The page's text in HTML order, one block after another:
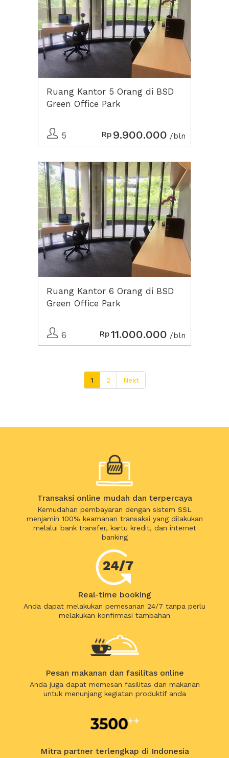
Ruang Kantor 5 Orang di BSD
Green Office Park
5 Rp 9.900.000 /bln
Ruang Kantor 6 Orang di BSD
Green Office Park
6 Rp11.000.000 /bln
1 2 Next
Transaksi online mudah dan terpercaya
Kemudahan pembayaran dengan sistem SSL
menjamin 100% keamanan transaksi yang dilakukan
melalui bank transfer, kartu kredit, dan internet
banking
Real-time booking
Anda dapat melakukan pemesanan 24/7 tanpa perlu
melakukan konfirmasi tambahan
Pesan makanan dan fasilitas online
Anda juga dapat memesan fasilitas dan makanan
untuk menunjang kegiatan produktif anda
Mitra partner terlengkap di Indonesia